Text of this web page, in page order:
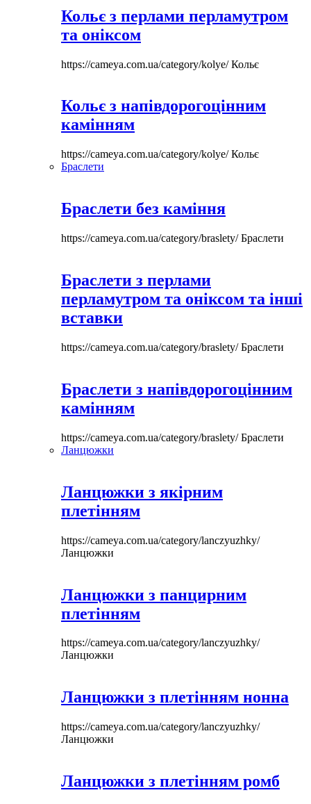
Кольє з перлами перламутром
та оніксом
https://cameya.com.ua/category/kolye/Кольє
Кольє з напівдорогоцінним
камінням
https://cameya.com.ua/category/kolye/Кольє
Браслети
Браслети без каміння
https://cameya.com.ua/category/braslety/Браслети
Браслети з перлами
перламутром та оніксом та інші
вставки
https://cameya.com.ua/category/braslety/Браслети
Браслети з напівдорогоцінним
камінням
https://cameya.com.ua/category/braslety/Браслети
Ланцюжки
Ланцюжки з якірним
плетінням
https://cameya.com.ua/category/lanczyuzhky/
Ланцюжки
Ланцюжки з панцирним
плетінням
https://cameya.com.ua/category/lanczyuzhky/
Ланцюжки
Ланцюжки з плетінням нонна
https://cameya.com.ua/category/lanczyuzhky/
Ланцюжки
Ланцюжки з плетінням ромб